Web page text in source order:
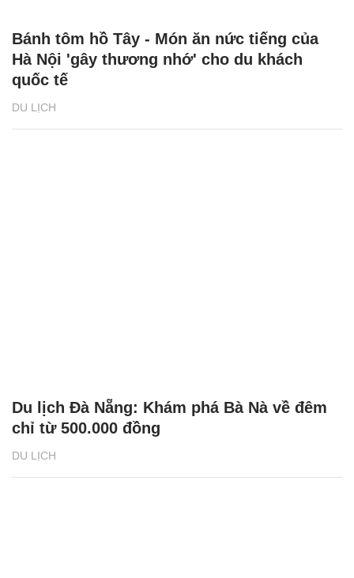
DU LỊCH
Bánh tôm hồ Tây - Món ăn nức tiếng của
Hà Nội 'gây thương nhớ' cho du khách
quốc tế
DU LỊCH
Du lịch Đà Nẵng: Khám phá Bà Nà về đêm
chỉ từ 500.000 đồng